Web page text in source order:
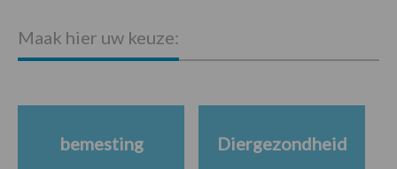
Maak hier uw keuze:
bemesting Diergezondheid